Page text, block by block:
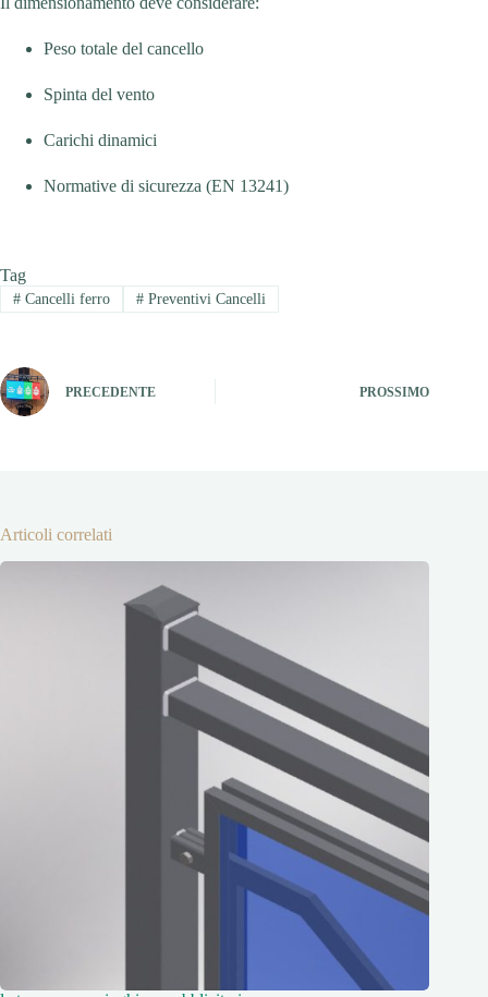
Peso totale del cancello
Spinta del vento
Carichi dinamici
Normative di sicurezza (EN 13241)
Tag
#Cancelli ferro #Preventivi Cancelli
PRECEDENTE PROSSIMO
Articoli correlati